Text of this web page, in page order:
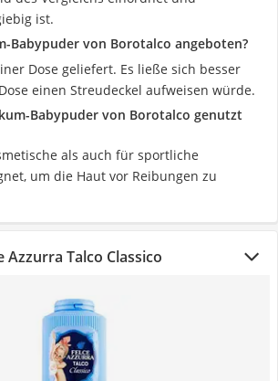
ist.
Babypuder von Borotalco angeboten?
Dose geliefert. Es ließe sich besser
einen Streudeckel aufweisen würde.
Babypuder von Borotalco genutzt
als auch für sportliche
um die Haut vor Reibungen zu
Azzurra Talco Classico